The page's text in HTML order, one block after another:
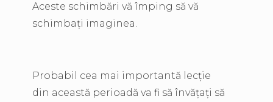
Aceste schimbări vă împing să vă
schimbați imaginea.
Probabil cea mai importantă lecție
din această perioadă va fi să învățați să